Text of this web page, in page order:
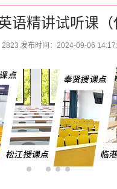
语精讲试听课（
2823 发布时间：2024-09-06